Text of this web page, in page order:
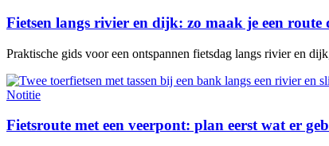
Fietsen langs rivier en dijk: zo maak je een
Praktische gids voor een ontspannen fietsdag langs rivier en
Notitie
Fietsroute met een veerpont: plan eerst wat er